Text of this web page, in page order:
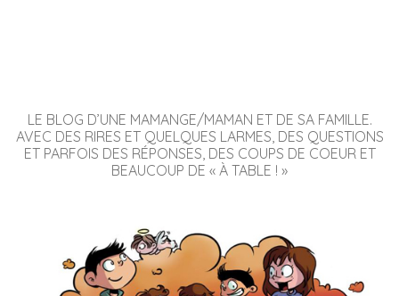
LE BLOG D’UNE MAMANGE/MAMAN ET DE SA FAMILLE.
AVEC DES RIRES ET QUELQUES LARMES, DES QUESTIONS
ET PARFOIS DES RÉPONSES, DES COUPS DE COEUR ET
BEAUCOUP DE « À TABLE ! »